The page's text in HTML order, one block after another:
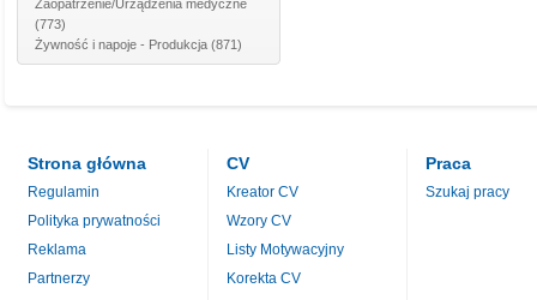
Zaopatrzenie/Urządzenia medyczne
(773)
Żywność i napoje - Produkcja (871)
Strona główna
Regulamin
Polityka prywatności
Reklama
Partnerzy
CV
Kreator CV
Wzory CV
Listy Motywacyjny
Korekta CV
Praca
Szukaj pracy